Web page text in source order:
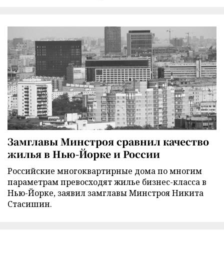
Замглавы Минстроя сравнил качество
жилья в Нью-Йорке и России
Российские многоквартирные дома по многим
параметрам превосходят жилье бизнес-класса в
Нью-Йорке, заявил замглавы Минстроя Никита
Стасишин.